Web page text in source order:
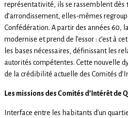
représentativité, ils se rassemblent dès
d’arrondissement, elles-mêmes
Confédération. A partir des années 60,
modernise et prend de l’essor : c’est à
les bases nécessaires, définissant les
autorités compétentes. Cette nouvelle
de la crédibilité actuelle des Comités
Les missions des Comités d’Intérêt de
Interface entre les habitants d’un